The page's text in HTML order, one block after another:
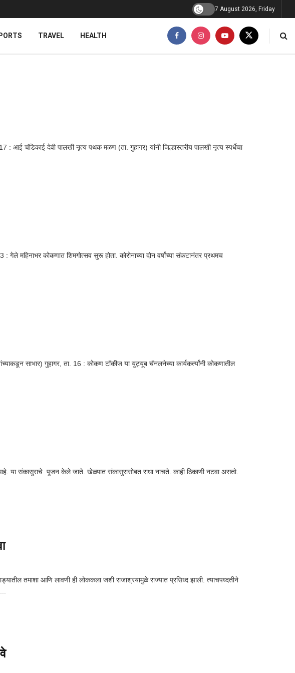
7 August 2026, Friday
TRAVEL HEALTH
: आई चंडिकाई देवी पालखी नृत्य पथक मळण (ता. गुहागर) यांनी जिल्हास्तरीय पालखी नृत्य स्पर्धेचा
महिनाभर कोकणात शिमगोत्सव सुरू होता. कोरोनाच्या दोन वर्षांच्या संकटानंतर प्रथमच
साभार) गुहागर, ता. 16 : कोकण टॉकीज या युट्यूब चॅनलनेच्या कार्यकर्त्यांनी कोकणातील
या संकासुराचे पूजन केले जाते. खेळ्यात संकासुरासोबत राधा नाचते. काही ठिकाणी नटवा असतो.
तमाशा आणि लावणी ही लोककला जशी राजाश्रयामुळे राज्यात प्रसिध्द झाली. त्याचपध्दतीने